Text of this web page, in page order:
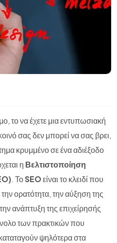
το να έχετε μια εντυπωσιακή
σας δεν μπορεί να σας βρει,
κρυμμένο σε ένα αδιέξοδο
η Βελτιστοποίηση
. ΤοSEOείναι το κλειδί που
ορατότητα, την αύξηση της
ανάπτυξη της επιχείρησής
των πρακτικών που
ψηλότερα στα